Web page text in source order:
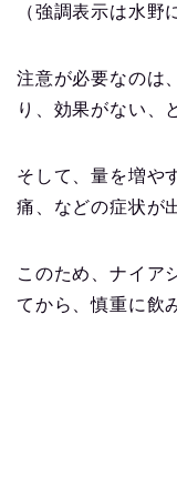
（強調表示は水野
注意が必要なのは
り、効果がない、
そして、量を増や
痛、などの症状が
このため、ナイア
てから、慎重に飲